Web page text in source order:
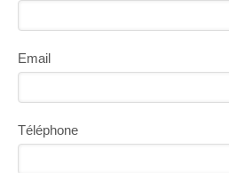
Email
Téléphone